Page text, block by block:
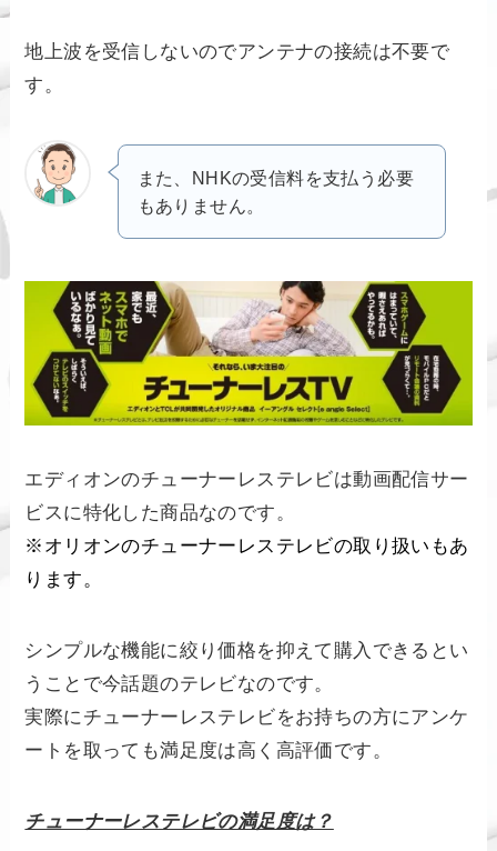
地上波を受信しないのでアンテナの接続は不要で
す。
また、NHKの受信料を支払う必要
もありません。
エディオンのチューナーレステレビは動画配信サー
ビスに特化した商品なのです。
※オリオンのチューナーレステレビの取り扱いもあ
ります。
シンプルな機能に絞り価格を抑えて購入できるとい
うことで今話題のテレビなのです。
実際にチューナーレステレビをお持ちの方にアンケ
ートを取っても満足度は高く高評価です。
チューナーレステレビの満足度は？